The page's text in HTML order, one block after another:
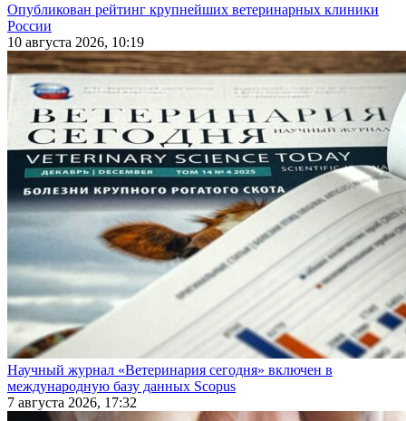
Опубликован рейтинг крупнейших ветеринарных клиники
России
10 августа 2026, 10:19
Научный журнал «Ветеринария сегодня» включен в
международную базу данных Scopus
7 августа 2026, 17:32